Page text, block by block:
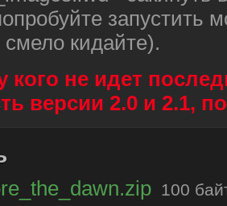
запустить
кидайте).
кого не идет
версии 2.0 и 2.1,
100